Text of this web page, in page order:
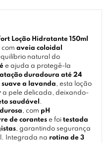
Loção Hidratante 150ml
aveia coloidal
natural do
e ajuda a protegê-la
duradoura até 24
a lavanda, esta loção
a pele delicada, deixando-
saudável .
, com pH
de corantes e foi testada
, garantindo segurança
Integrada na rotina de 3